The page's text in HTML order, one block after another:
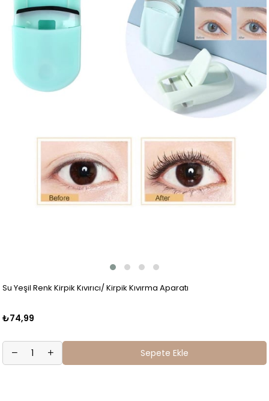
Su Yeşil Renk Kirpik Kıvırıcı/ Kirpik Kıvırma Aparatı
₺74,99
Sepete Ekle